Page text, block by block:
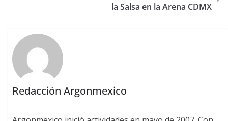
la Salsa en la Arena CDMX
Redacción Argonmexico